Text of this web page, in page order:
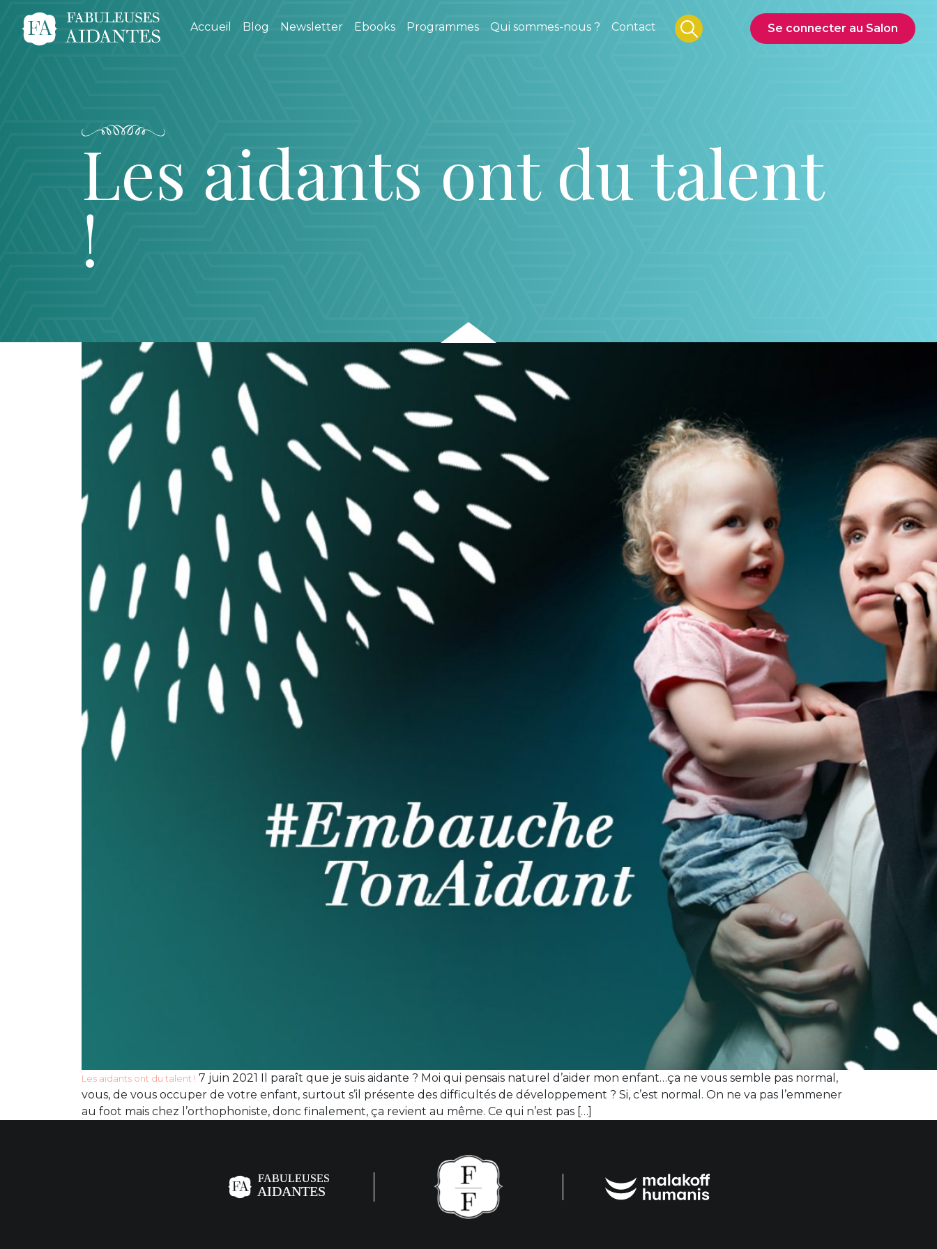
Accueil Blog Newsletter Ebooks Programmes Qui sommes-nous ? Contact Se connecter au Salon
Les aidants ont du talent
!
Les aidants ont du talent ! 7 juin 2021 Il paraît que je suis aidante ? Moi qui pensais naturel d’aider mon enfant…ça ne vous semble pas normal,
vous, de vous occuper de votre enfant, surtout s’il présente des difficultés de développement ? Si, c’est normal. On ne va pas l’emmener
au foot mais chez l’orthophoniste, donc finalement, ça revient au même. Ce qui n’est pas […]